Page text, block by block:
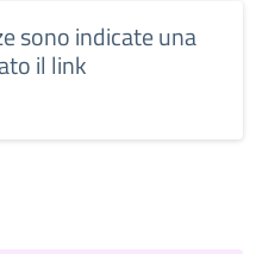
sono indicate una
il link